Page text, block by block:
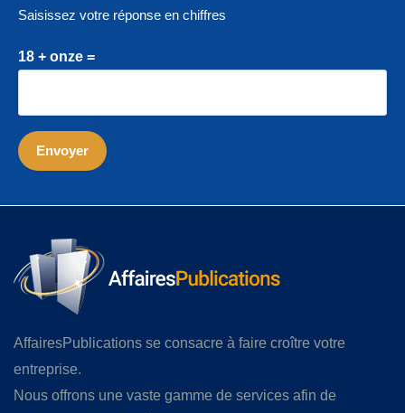
Saisissez votre réponse en chiffres
18 + onze =
AffairesPublications se consacre à faire croître votre
entreprise.
Nous offrons une vaste gamme de services afin de